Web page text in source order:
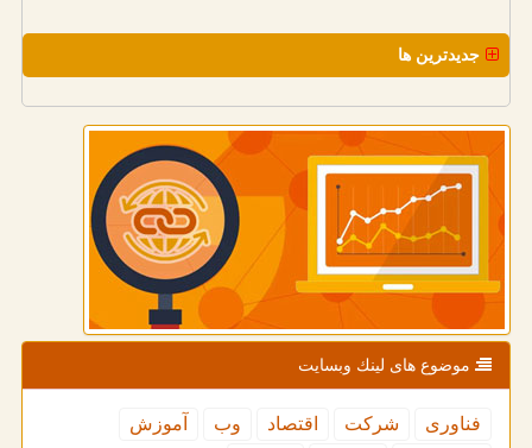
جدیدترین ها
موضوع های لینك وبسایت
فناوری شركت اقتصاد وب
آموزش